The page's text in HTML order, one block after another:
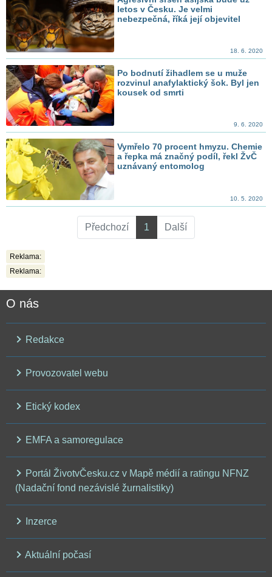
letos v Česku. Je velmi
nebezpečná, říká její objevitel
18. 6. 2020
Po bodnutí žihadlem se u muže
rozvinul anafylaktický šok. Byl jen
kousek od smrti
9. 6. 2020
Vymřelo 70 procent hmyzu. Chemie
a řepka má značný podíl, řekl ŽvČ
uznávaný entomolog
10. 5. 2020
Předchozí 1 Další
Reklama:
Reklama:
O nás
Redakce
Provozovatel webu
Etický kodex
EMFA a samoregulace
Portál ŽivotvČesku.cz v Mapě médií a ratingu NFNZ
(Nadační fond nezávislé žurnalistiky)
Inzerce
Aktuální počasí